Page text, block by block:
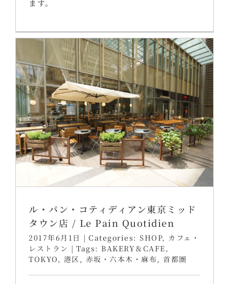
ます。
ル・パン・コティディアン東京ミッド
タウン店 / Le Pain Quotidien
2017年6月1日 | Categories: SHOP, カフェ・
レストラン | Tags: BAKERY＆CAFE ,
TOKYO , 港区 , 赤坂・六本木・麻布 , 首都圏